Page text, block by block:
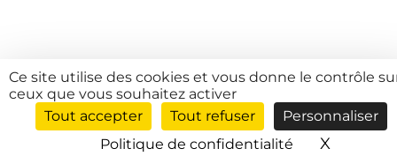
Ce site utilise des cookies et vous donne le contrôle
ceux que vous souhaitez activer
Tout accepter
Tout refuser
Personnaliser
Politique de confidentialité
X